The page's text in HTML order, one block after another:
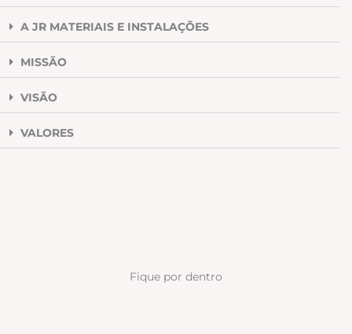
A JR MATERIAIS E INSTALAÇÕES
MISSÃO
VISÃO
VALORES
Fique por dentro